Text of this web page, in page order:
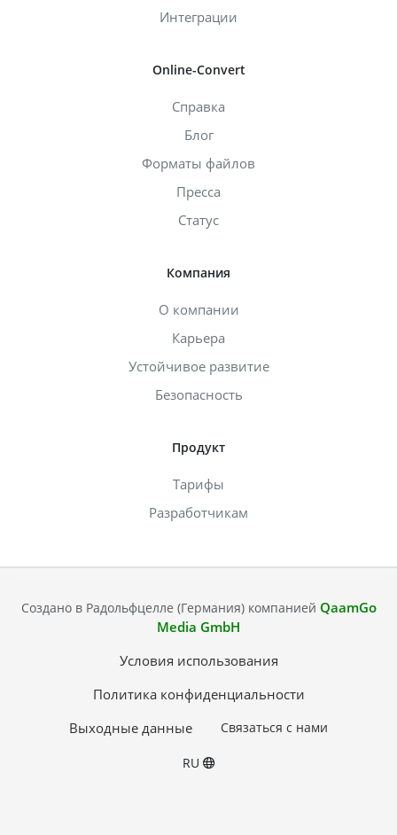
Интеграции
Online-Convert
Справка
Блог
Форматы файлов
Пресса
Статус
Компания
О компании
Карьера
Устойчивое развитие
Безопасность
Продукт
Тарифы
Разработчикам
Создано в Радольфцелле (Германия) компанией QaamGo
Media GmbH
Условия использования
Политика конфиденциальности
Выходные данные
Связаться с нами
RU